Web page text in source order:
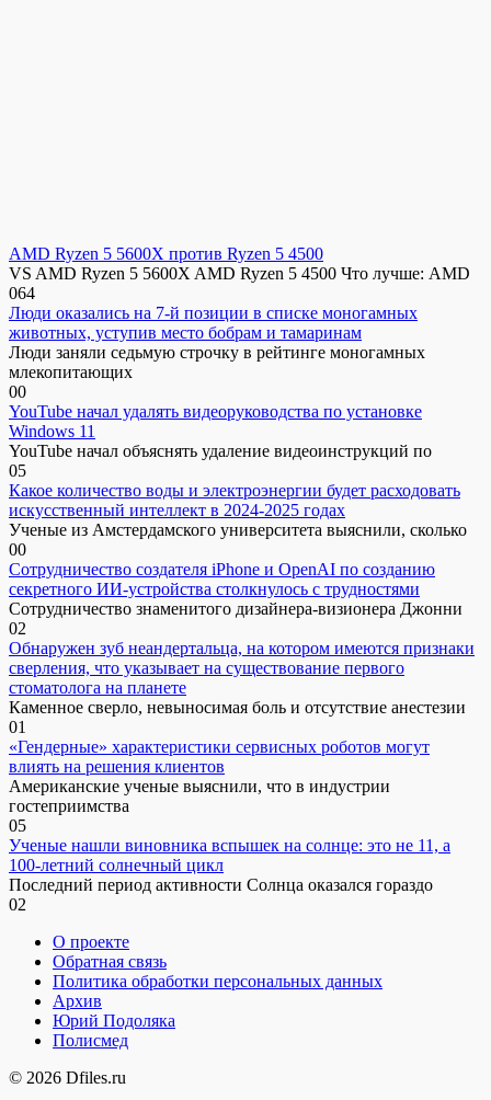
AMD Ryzen 5 5600X против Ryzen 5 4500
VS AMD Ryzen 5 5600X AMD Ryzen 5 4500 Что лучше: AMD
064
Люди оказались на 7-й позиции в списке моногамных
животных, уступив место бобрам и тамаринам
Люди заняли седьмую строчку в рейтинге моногамных
млекопитающих
00
YouTube начал удалять видеоруководства по установке
Windows 11
YouTube начал объяснять удаление видеоинструкций по
05
Какое количество воды и электроэнергии будет расходовать
искусственный интеллект в 2024-2025 годах
Ученые из Амстердамского университета выяснили, сколько
00
Сотрудничество создателя iPhone и OpenAI по созданию
секретного ИИ-устройства столкнулось с трудностями
Сотрудничество знаменитого дизайнера-визионера Джонни
02
Обнаружен зуб неандертальца, на котором имеются признаки
сверления, что указывает на существование первого
стоматолога на планете
Каменное сверло, невыносимая боль и отсутствие анестезии
01
«Гендерные» характеристики сервисных роботов могут
влиять на решения клиентов
Американские ученые выяснили, что в индустрии
гостеприимства
05
Ученые нашли виновника вспышек на солнце: это не 11, а
100-летний солнечный цикл
Последний период активности Солнца оказался гораздо
02
О проекте
Обратная связь
Политика обработки персональных данных
Архив
Юрий Подоляка
Полисмед
© 2026 Dfiles.ru